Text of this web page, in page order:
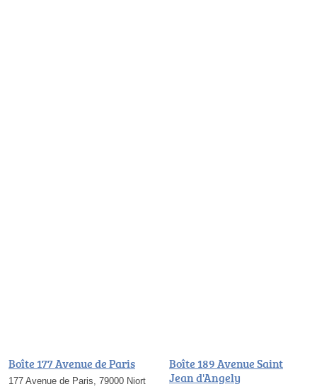
Boîte 177 Avenue de Paris
177 Avenue de Paris, 79000 Niort
Boîte 189 Avenue Saint
Jean d'Angely